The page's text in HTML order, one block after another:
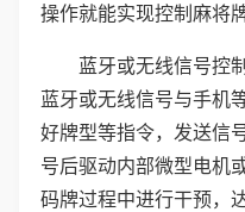
操作就能实现控制麻将
蓝牙或无线信号控
蓝牙或无线信号与手机
好牌型等指令，发送信
号后驱动内部微型电机
码牌过程中进行干预，